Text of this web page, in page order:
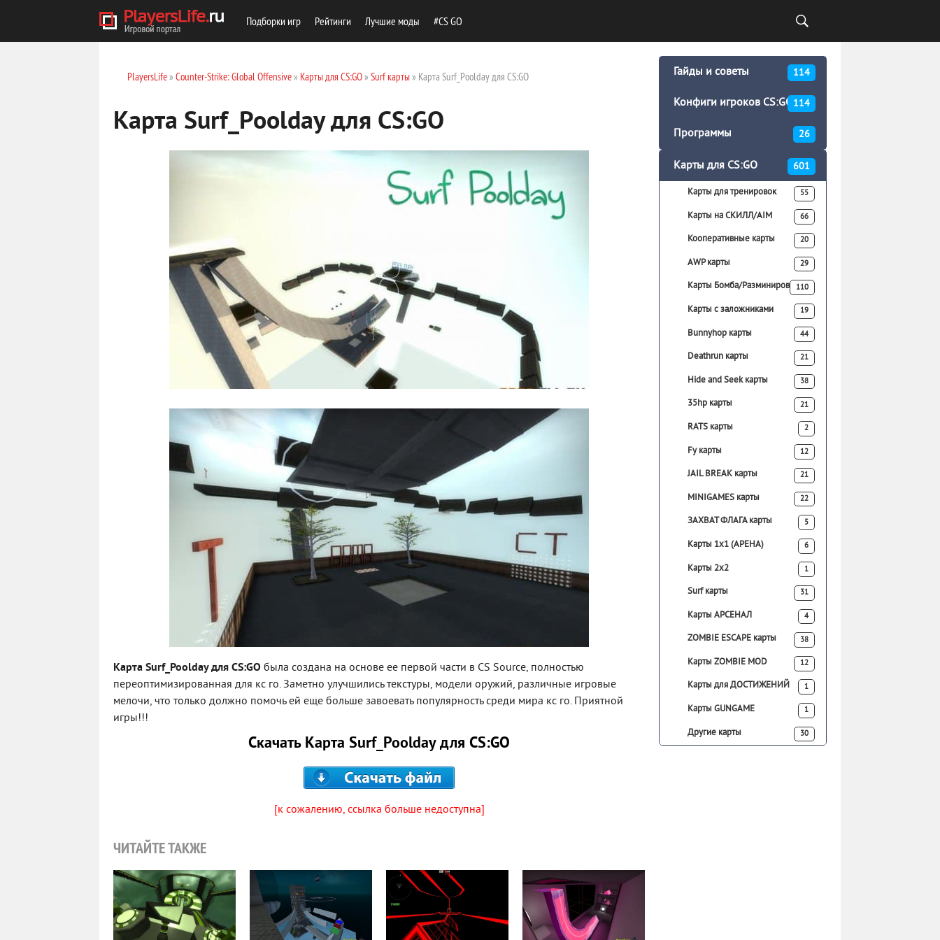
Подборки игр Рейтинги Лучшие моды #CS GO
PlayersLife» Counter-Strike: Global Offensive» Карты для CS:GO» Surf карты» Карта Surf_Poolday для CS:GO
Карта Surf_Poolday для CS:GO
Карта Surf_Poolday для CS:GO была создана на основе ее первой части в CS Source, полностью
переоптимизированная для кс го. Заметно улучшились текстуры, модели оружий, различные игровые
мелочи, что только должно помочь ей еще больше завоевать популярность среди мира кс го. Приятной
игры!!!
Скачать Карта Surf_Poolday для CS:GO
[к сожалению, ссылка больше недоступна]
ЧИТАЙТЕ ТАКЖЕ
Гайды и советы 114
Конфиги игроков CS:GO 114
Программы 26
Карты для CS:GO 601
Карты для тренировок 55
Карты на СКИЛЛ/AIM 66
Кооперативные карты 20
AWP карты 29
Карты Бомба/Разминирование
110
Карты с заложниками 19
Bunnyhop карты 44
Deathrun карты 21
Hide and Seek карты 38
35hp карты 21
RATS карты 2
Fy карты 12
JAIL BREAK карты 21
MINIGAMES карты 22
ЗАХВАТ ФЛАГА карты 5
Карты 1х1 (АРЕНА) 6
Карты 2х2 1
Surf карты 31
Карты АРСЕНАЛ 4
ZOMBIE ESCAPE карты 38
Карты ZOMBIE MOD 12
Карты для ДОСТИЖЕНИЙ 1
Карты GUNGAME 1
Другие карты 30